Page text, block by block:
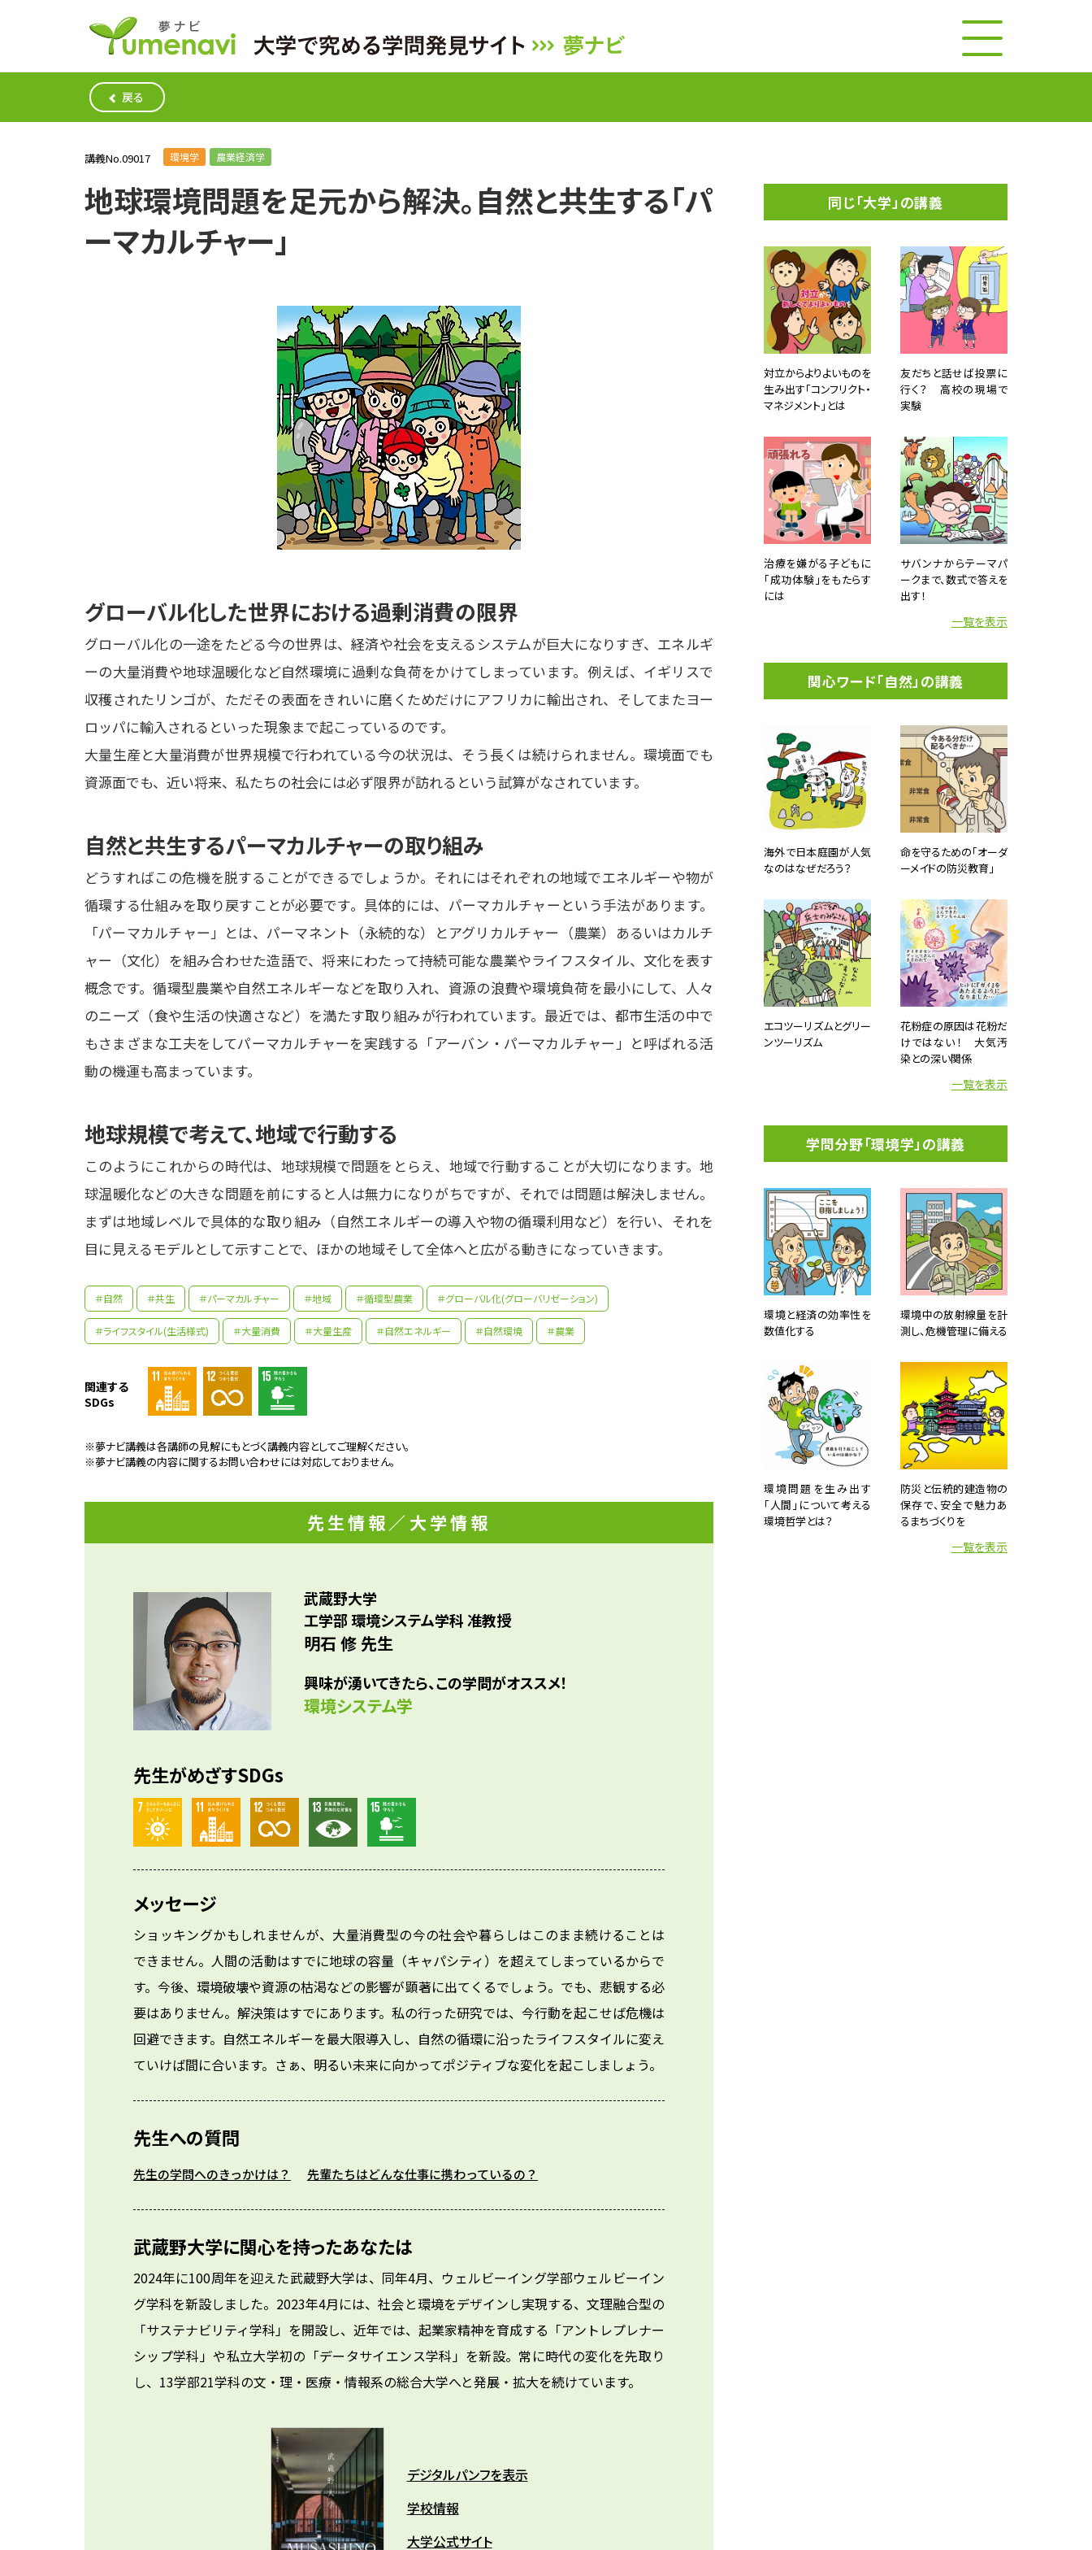
戻る
講義No.09017 環境学 農業経済学
地球環境問題を足元から解決。自然と共生する「パ
ーマカルチャー」
グローバル化した世界における過剰消費の限界
グローバル化の一途をたどる今の世界は、経済や社会を支えるシステムが巨大になりすぎ、エネルギ
ーの大量消費や地球温暖化など自然環境に過剰な負荷をかけてしまっています。例えば、イギリスで
収穫されたリンゴが、ただその表面をきれいに磨くためだけにアフリカに輸出され、そしてまたヨー
ロッパに輸入されるといった現象まで起こっているのです。
大量生産と大量消費が世界規模で行われている今の状況は、そう長くは続けられません。環境面でも
資源面でも、近い将来、私たちの社会には必ず限界が訪れるという試算がなされています。
自然と共生するパーマカルチャーの取り組み
どうすればこの危機を脱することができるでしょうか。それにはそれぞれの地域でエネルギーや物が
循環する仕組みを取り戻すことが必要です。具体的には、パーマカルチャーという手法があります。
「パーマカルチャー」とは、パーマネント（永続的な）とアグリカルチャー（農業）あるいはカルチ
ャー（文化）を組み合わせた造語で、将来にわたって持続可能な農業やライフスタイル、文化を表す
概念です。循環型農業や自然エネルギーなどを取り入れ、資源の浪費や環境負荷を最小にして、人々
のニーズ（食や生活の快適さなど）を満たす取り組みが行われています。最近では、都市生活の中で
もさまざまな工夫をしてパーマカルチャーを実践する「アーバン・パーマカルチャー」と呼ばれる活
動の機運も高まっています。
地球規模で考えて、地域で行動する
このようにこれからの時代は、地球規模で問題をとらえ、地域で行動することが大切になります。地
球温暖化などの大きな問題を前にすると人は無力になりがちですが、それでは問題は解決しません。
まずは地域レベルで具体的な取り組み（自然エネルギーの導入や物の循環利用など）を行い、それを
目に見えるモデルとして示すことで、ほかの地域そして全体へと広がる動きになっていきます。
＃自然 ＃共生 ＃パーマカルチャー ＃地域 ＃循環型農業 ＃グローバル化(グローバリゼーション)
＃ライフスタイル(生活様式) ＃大量消費 ＃大量生産 ＃自然エネルギー ＃自然環境 ＃農業
関連する
SDGs
※夢ナビ講義は各講師の見解にもとづく講義内容としてご理解ください。
※夢ナビ講義の内容に関するお問い合わせには対応しておりません。
先生情報 ／大学情報
武蔵野大学
工学部 環境システム学科 准教授
明石 修 先生
興味が湧いてきたら、この学問がオススメ！
環境システム学
先生がめざすSDGs
メッセージ
ショッキングかもしれませんが、大量消費型の今の社会や暮らしはこのまま続けることは
できません。人間の活動はすでに地球の容量（キャパシティ）を超えてしまっているからで
す。今後、環境破壊や資源の枯渇などの影響が顕著に出てくるでしょう。でも、悲観する必
要はありません。解決策はすでにあります。私の行った研究では、今行動を起こせば危機は
回避できます。自然エネルギーを最大限導入し、自然の循環に沿ったライフスタイルに変え
ていけば間に合います。さぁ、明るい未来に向かってポジティブな変化を起こしましょう。
先生への質問
先生の学問へのきっかけは？ 先輩たちはどんな仕事に携わっているの？
先生の学問へのきっかけは？
んおかしくなっているのでは、と意識し、環境やエネルギー問題の研究
う」と考え、大学で環境問題についての教鞭を執っています。
環境対策/地域おこし協力隊
参考資料
武蔵野大学に関心を持ったあなたは
2024年に100周年を迎えた武蔵野大学は、同年4月、ウェルビーイング学部ウェルビーイン
グ学科を新設しました。2023年4月には、社会と環境をデザインし実現する、文理融合型の
「サステナビリティ学科」を開設し、近年では、起業家精神を育成する「アントレプレナー
シップ学科」や私立大学初の「データサイエンス学科」を新設。常に時代の変化を先取り
し、13学部21学科の文・理・医療・情報系の総合大学へと発展・拡大を続けています。
デジタルパンフを表示
学校情報
大学公式サイト
同じ「大学」の講義
対立からよりよいものを
生み出す「コンフリクト・
マネジメント」とは
友だちと話せば投票に
行く？ 高校の現場で
実験
治療を嫌がる子どもに
「成功体験」をもたらす
には
サバンナからテーマパ
ークまで、数式で答えを
出す！
一覧を表示
関心ワード「自然」の講義
海外で日本庭園が人気
なのはなぜだろう？
命を守るための「オーダ
ーメイドの防災教育」
エコツーリズムとグリー
ンツーリズム
花粉症の原因は花粉だ
けではない！ 大気汚
染との深い関係
一覧を表示
学問分野「環境学」の講義
環境と経済の効率性を
数値化する
環境中の放射線量を計
測し、危機管理に備える
環境問題を生み出す
「人間」について考える
環境哲学とは？
防災と伝統的建造物の
保存で、安全で魅力あ
るまちづくりを
一覧を表示